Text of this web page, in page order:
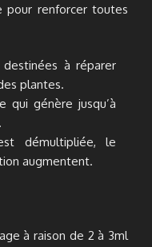
pour renforcer toutes
destinées à réparer
plantes.
qui génère jusqu’à
démultipliée, le
augmentent.
à raison de 2 à 3ml